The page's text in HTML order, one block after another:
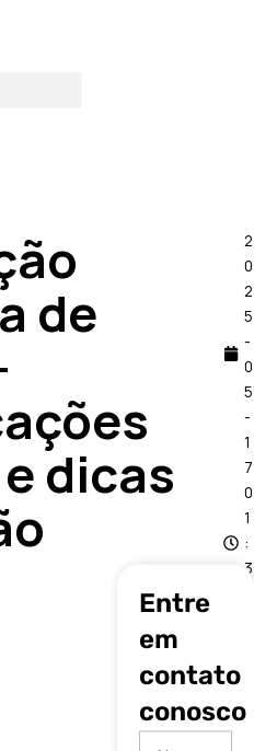
de
dicas
2
0
2
5
-
0
5
-
1
7
0
1
:
3
Entre
em
contato
conosco